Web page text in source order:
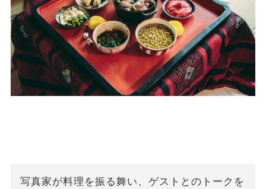
写真家が料理を振る舞い、ゲストとのトークを